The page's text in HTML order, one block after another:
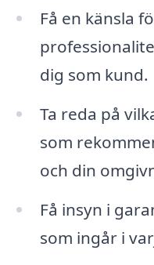
Få en känsla
dig som kund.
Ta reda på
som
och din
Få insyn i
som ingår i